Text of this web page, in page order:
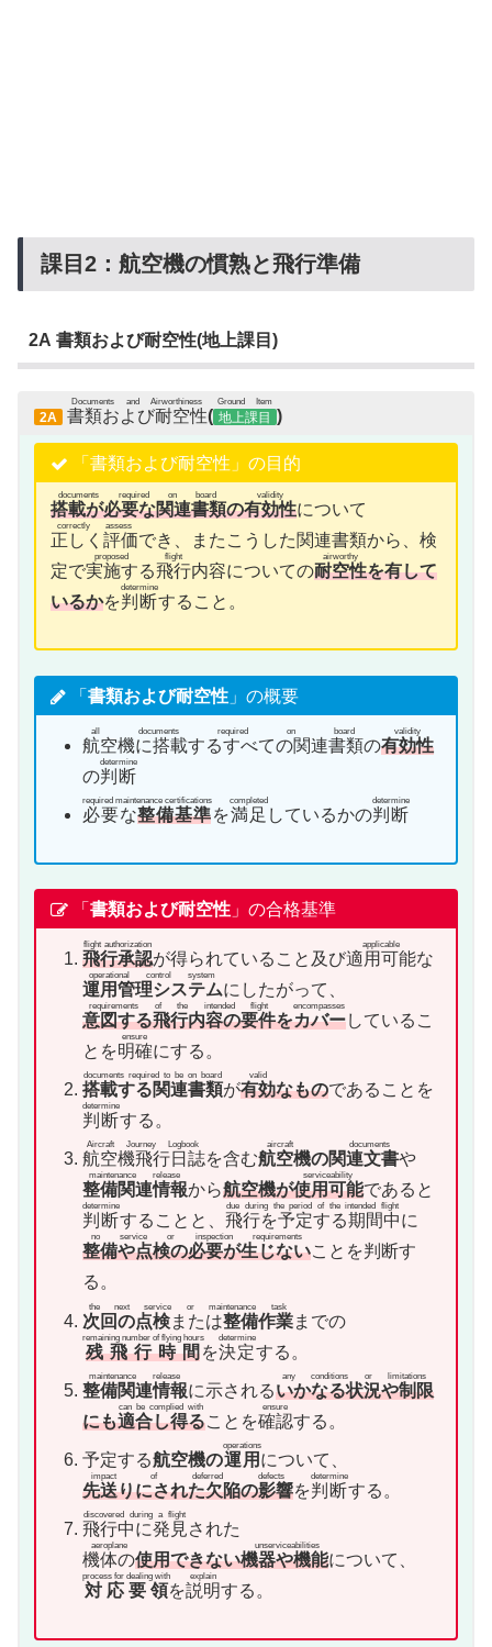
課目2：航空機の慣熟と飛行準備
2A 書類および耐空性(地上課目)
2A 書類および耐空性
Documents and Airworthiness
( 地上課目
Ground Item
)
「書類および耐空性」の目的
搭載が必要な関連書類
documents required on board
の有効性
validity
について
正しく評価
correctly assess
でき、またこうした関連書類から、検
定で実施する飛行
proposed flight
内容についての耐空性
airworthy
を有して
いるかを判断
determine
すること。
「書類および耐空性 」の概要
航空機に搭載するすべての関連書類
all documents required on board
の有効性
validity
の判断
determine
必要な整備基準
required maintenance certifications
を満足
completed
しているかの判断
determine
「書類および耐空性 」の合格基準
飛行承認
flight authorization
が得られていること及び適用可能
applicable
な
運用管理システム
operational control system
にしたがって、
意図する飛行内容の要件
requirements of the intended flight
をカバー
encompasses
しているこ
とを明確
ensure
にする。
搭載する関連書類
documents required to be on board
が有効
valid
なものであることを
判断
determine
する。
航空機飛行日誌
Aircraft Journey Logbook
を含む航空機の関連文書
aircraft documents
や
整備関連情報
maintenance release
から航空機が使用可能
serviceability
であると
判断
determine
することと、 飛行を予定する期間中
due during the period of the intended flight
に
整備や点検の必要が生じない
no service or inspection requirements
ことを判断す
る。
次回の点検または整備作業
the next service or maintenance task
までの
残飛行時間
remaining number of flying hours
を決定
determine
する。
整備関連情報
maintenance release
に示されるいかなる状況や制限
any conditions or limitations
にも適合し得る
can be complied with
ことを確認
ensure
する。
予定する航空機の運用
operations
について、
先送りにされた欠陥の影響
impact of deferred defects
を判断
determine
する。
飛行中に発見
discovered during a flight
された
機体の使用できない機器や機能
aeroplane unserviceabilities
について、
対応要領
process for dealing with
を説明
explain
する。